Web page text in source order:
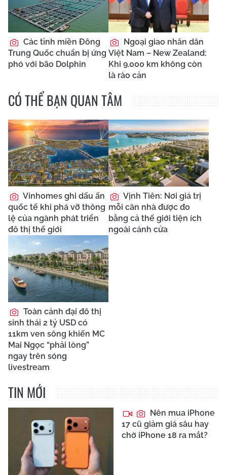
Các tỉnh miền Đông
Trung Quốc chuẩn bị ứng
phó với bão Dolphin
Ngoại giao nhân dân
Việt Nam – New Zealand:
Khi 9.000 km không còn
là rào cản
CÓ THỂ BẠN QUAN TÂM
Vinhomes ghi dấu ấn
quốc tế khi phá vỡ thông
lệ của ngành phát triển
đô thị thế giới
Vịnh Tiên: Nơi giá trị
mỗi căn nhà được đo
bằng cả thế giới tiện ích
ngoài cánh cửa
Toàn cảnh đại đô thị
sinh thái 2 tỷ USD có
11km ven sông khiến MC
Mai Ngọc “phải lòng”
ngay trên sóng
livestream
TIN MỚI
Nên mua iPhone
17 cũ giảm giá sâu hay
chờ iPhone 18 ra mắt?